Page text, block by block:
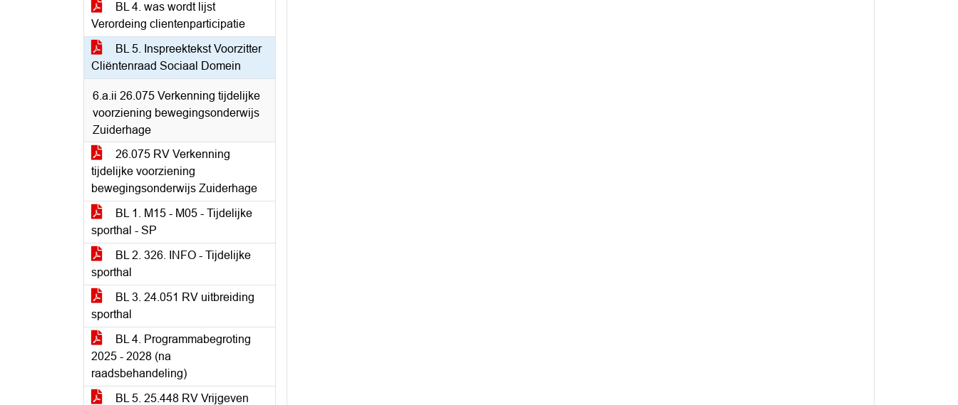
BL 4. was wordt lijst
Verordeing clientenparticipatie
BL 5. Inspreektekst Voorzitter
Cliëntenraad Sociaal Domein
6.a.ii 26.075 Verkenning tijdelijke
voorziening bewegingsonderwijs
Zuiderhage
26.075 RV Verkenning
tijdelijke voorziening
bewegingsonderwijs Zuiderhage
BL 1. M15 - M05 - Tijdelijke
sporthal - SP
BL 2. 326. INFO - Tijdelijke
sporthal
BL 3. 24.051 RV uitbreiding
sporthal
BL 4. Programmabegroting
2025 - 2028 (na
raadsbehandeling)
BL 5. 25.448 RV Vrijgeven